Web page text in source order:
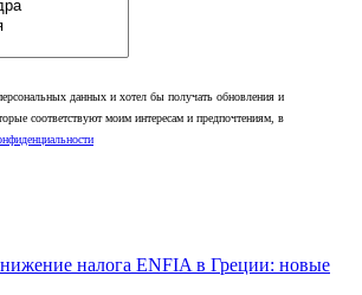
данных и хотел бы получать обновления и
соответствуют моим интересам и предпочтениям, в
налога ENFIA в Греции: новые